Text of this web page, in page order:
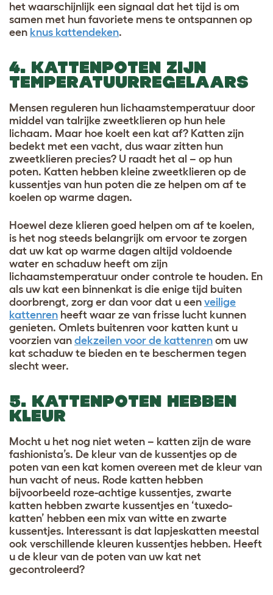
het waarschijnlijk een signaal dat het tijd is om
samen met hun favoriete mens te ontspannen op
een knus kattendeken.
4. KATTENPOTEN ZIJN
TEMPERATUURREGELAARS
Mensen reguleren hun lichaamstemperatuur door
middel van talrijke zweetklieren op hun hele
lichaam. Maar hoe koelt een kat af? Katten zijn
bedekt met een vacht, dus waar zitten hun
zweetklieren precies? U raadt het al – op hun
poten. Katten hebben kleine zweetklieren op de
kussentjes van hun poten die ze helpen om af te
koelen op warme dagen.
Hoewel deze klieren goed helpen om af te koelen,
is het nog steeds belangrijk om ervoor te zorgen
dat uw kat op warme dagen altijd voldoende
water en schaduw heeft om zijn
lichaamstemperatuur onder controle te houden. En
als uw kat een binnenkat is die enige tijd buiten
doorbrengt, zorg er dan voor dat u een veilige
kattenren heeft waar ze van frisse lucht kunnen
genieten. Omlets buitenren voor katten kunt u
voorzien van dekzeilen voor de kattenren om uw
kat schaduw te bieden en te beschermen tegen
slecht weer.
5. KATTENPOTEN HEBBEN
KLEUR
Mocht u het nog niet weten – katten zijn de ware
fashionista’s. De kleur van de kussentjes op de
poten van een kat komen overeen met de kleur van
hun vacht of neus. Rode katten hebben
bijvoorbeeld roze-achtige kussentjes, zwarte
katten hebben zwarte kussentjes en ‘tuxedo-
katten’ hebben een mix van witte en zwarte
kussentjes. Interessant is dat lapjeskatten meestal
ook verschillende kleuren kussentjes hebben. Heeft
u de kleur van de poten van uw kat net
gecontroleerd?